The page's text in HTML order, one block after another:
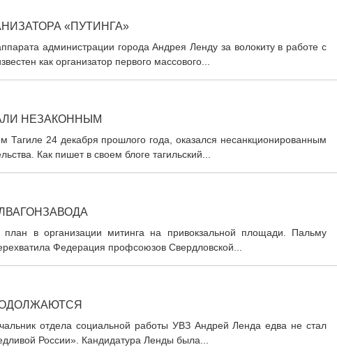
«ПУТИНГА»
администрации города Андрея Ленду за волокиту в работе с
как организатор первого массового...
НЕЗАКОННЫМ
Тагиле 24 декабря прошлого года, оказался несанкционированным
Как пишет в своем блоге тагильский...
в организации митинга на привокзальной площади. Пальму
Федерация профсоюзов Свердловской...
отдела социальной работы УВЗ Андрей Ленда едва не стал
России». Кандидатура Ленды была...